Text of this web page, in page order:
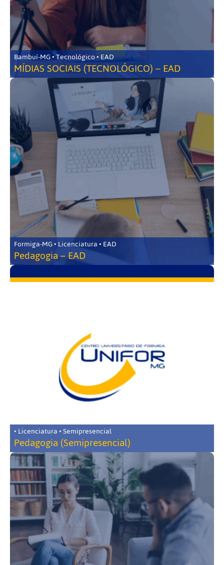
Bambuí-MG • Tecnológico • EAD
MÍDIAS SOCIAIS (TECNOLÓGICO) – EAD
Formiga-MG • Licenciatura • EAD
Pedagogia – EAD
• Licenciatura • Semipresencial
Pedagogia (Semipresencial)